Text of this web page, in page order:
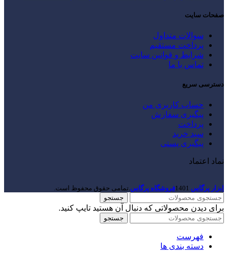
صفحات سایت
سوالات متداول
پرداخت مستقیم
شرایط و قوانین سایت
تماس با ما
دسترسی سریع
حساب کاربری من
پیگیری سفارش
پرداخت
سبد خرید
پیگیری پستی
نماد اعتماد
ابزار پرگاس 1401فروشگاه پرگاس.تمامی حقوق محفوظ است.
جستجو
برای دیدن محصولاتی که دنبال آن هستید تایپ کنید.
جستجو
فهرست
دسته بندی ها